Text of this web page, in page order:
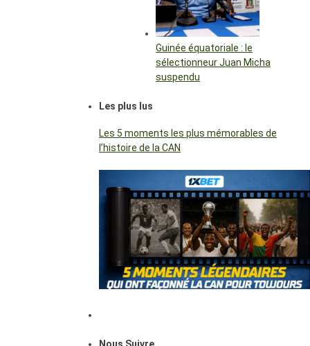
Guinée équatoriale : le
sélectionneur Juan Micha
suspendu
Les plus lus
Les 5 moments les plus mémorables de
l’histoire de la CAN